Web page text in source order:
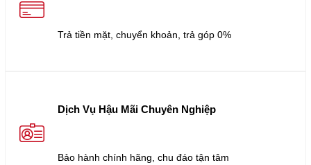
Trả tiền mặt, chuyển khoản, trả góp 0%
Dịch Vụ Hậu Mãi Chuyên Nghiệp
Bảo hành chính hãng, chu đáo tận tâm